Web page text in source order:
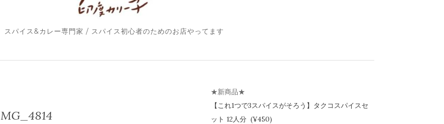
スパイス&カレー専門家 / スパイス初心者のためのお店やってます
★新商品★
【これ1つで3スパイスがそろう】
タクコスパイスセ
ット 12人分 (¥450)